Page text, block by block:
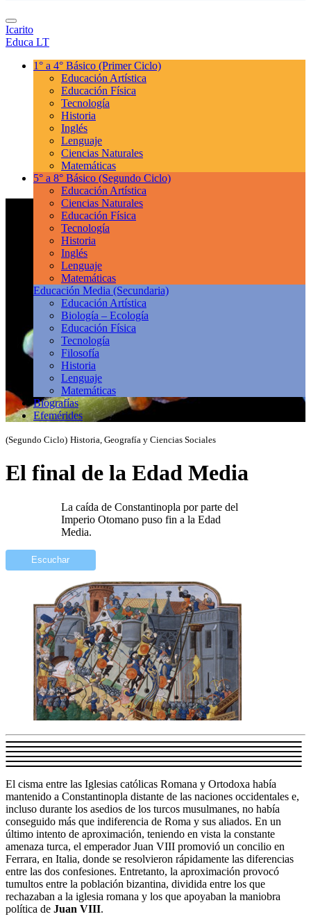
Icarito
Educa LT
1° a 4° Básico (Primer Ciclo)
Educación Artística
Educación Física
Tecnología
Historia
Inglés
Lenguaje
Ciencias Naturales
Matemáticas
5° a 8° Básico (Segundo Ciclo)
Educación Artística
Ciencias Naturales
Educación Física
Tecnología
Historia
Inglés
Lenguaje
Matemáticas
Educación Media (Secundaria)
Educación Artística
Biología – Ecología
Educación Física
Tecnología
Filosofía
Historia
Lenguaje
Matemáticas
Biografías
Efemérides
(Segundo Ciclo) Historia, Geografía y Ciencias Sociales
El final de la Edad Media
La caída de Constantinopla por parte del
Imperio Otomano puso fin a la Edad
Media.
Escuchar
El cisma entre las Iglesias católicas Romana y Ortodoxa había
mantenido a Constantinopla distante de las naciones occidentales e,
incluso durante los asedios de los turcos musulmanes, no había
conseguido más que indiferencia de Roma y sus aliados. En un
último intento de aproximación, teniendo en vista la constante
amenaza turca, el emperador Juan VIII promovió un concilio en
Ferrara, en Italia, donde se resolvieron rápidamente las diferencias
entre las dos confesiones. Entretanto, la aproximación provocó
tumultos entre la población bizantina, dividida entre los que
rechazaban a la iglesia romana y los que apoyaban la maniobra
política de Juan VIII.